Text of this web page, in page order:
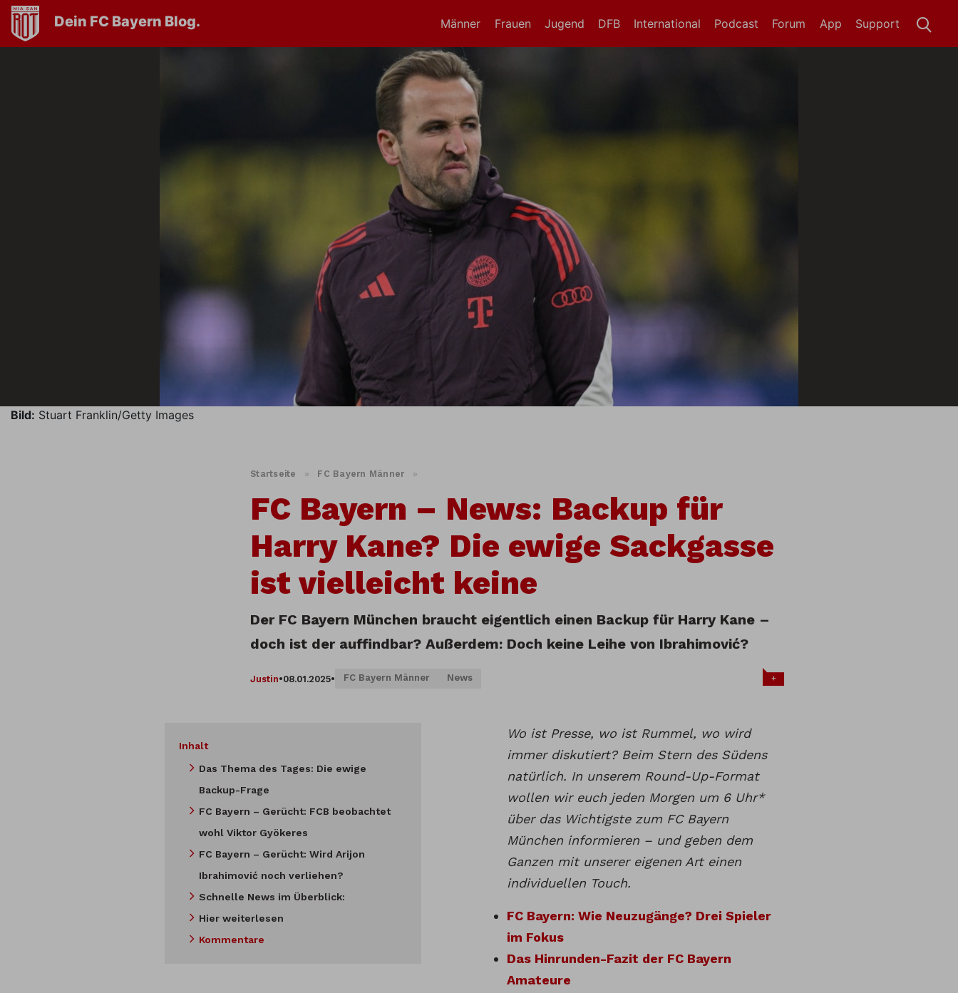
Dein FC Bayern Blog. Männer Frauen Jugend DFB International Support
App
Forum
Podcast
Bild: Stuart Franklin/Getty Images
Startseite » FC Bayern Männer »
FC Bayern – News: Backup für
Harry Kane? Die ewige Sackgasse
ist vielleicht keine
Der FC Bayern München braucht eigentlich einen Backup für Harry Kane –
doch ist der auffindbar? Außerdem: Doch keine Leihe von Ibrahimović?
Justin•08.01.2025• FC Bayern Männer News +
Inhalt
Das Thema des Tages: Die ewige
Backup-Frage
FC Bayern – Gerücht: FCB beobachtet
wohl Viktor Gyökeres
FC Bayern – Gerücht: Wird Arijon
Ibrahimović noch verliehen?
Schnelle News im Überblick:
Hier weiterlesen
Kommentare
Wo ist Presse, wo ist Rummel, wo wird
immer diskutiert? Beim Stern des Südens
natürlich. In unserem Round-Up-Format
wollen wir euch jeden Morgen um 6 Uhr*
über das Wichtigste zum FC Bayern
München informieren – und geben dem
Ganzen mit unserer eigenen Art einen
individuellen Touch.
FC Bayern: Wie Neuzugänge? Drei Spieler
im Fokus
Das Hinrunden-Fazit der FC Bayern
Amateure